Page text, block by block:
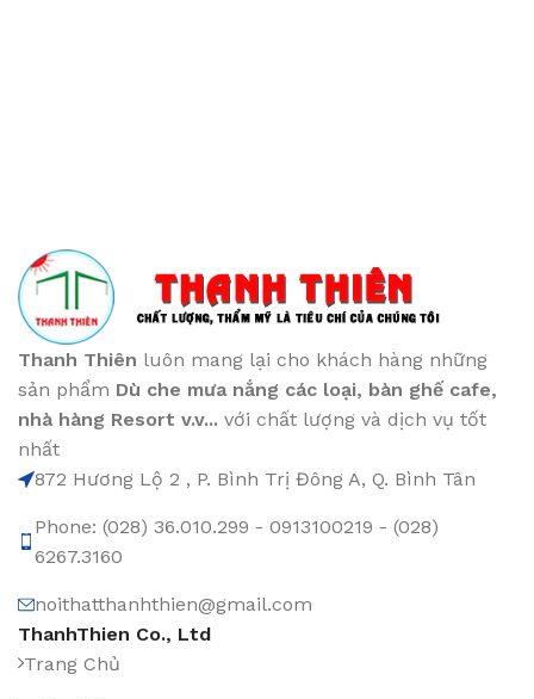
Thanh Thiên luôn mang lại cho khách hàng những
sản phẩm Dù che mưa nắng các loại, bàn ghế cafe,
nhà hàng Resort v.v... với chất lượng và dịch vụ tốt
nhất
872 Hương Lộ 2 , P. Bình Trị Đông A, Q. Bình Tân
Phone: (028) 36.010.299 - 0913100219 - (028)
6267.3160
noithatthanhthien@gmail.com
ThanhThien Co., Ltd
Trang Chủ